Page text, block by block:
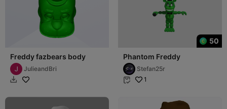
Freddy fazbears body
JulieandBri

50
Phantom Freddy
Stefan25r
 1